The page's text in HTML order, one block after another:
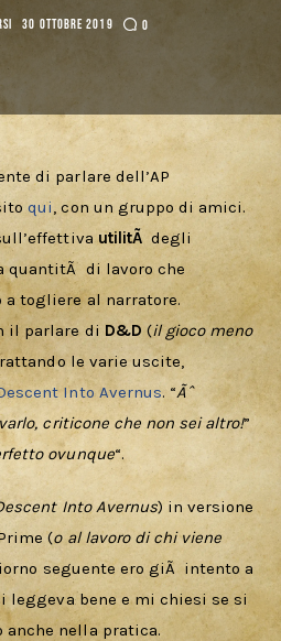
30 OTTOBRE 2019 0
di parlare dell’AP
qui, con un gruppo di amici.
utilitÃ degli
quantitÃ  di lavoro che
a togliere al narratore.
il parlare di D&D (il gioco meno
le varie uscite,
Into Avernus. “Ãˆ
criticone che non sei altro!”
ovunque“.
Into Avernus) in versione
(o al lavoro di chi viene
seguente ero giÃ  intento a
leggeva bene e mi chiesi se si
anche nella pratica.